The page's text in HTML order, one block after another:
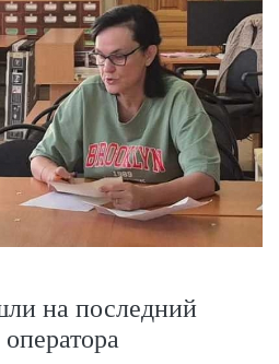
на последний